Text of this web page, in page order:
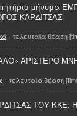
μήνυμα-
ΚΑΡΔΙΤΣΑΣ
- τελευταία θέαση
ΑΡΙΣΤΕΡΟ
- τελευταία θέαση
ΤΟΥ ΚΚΕ: